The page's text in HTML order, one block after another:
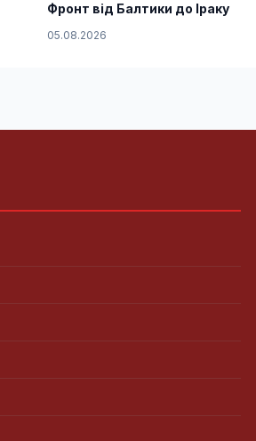
Фронт від Балтики до Іраку
05.08.2026